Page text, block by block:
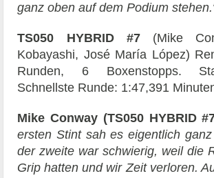
ganz oben auf dem Podium
TS050 HYBRID #7(Mike
Kobayashi, José María López)
Runden, 6 Boxenstopps.
Schnellste Runde: 1:47,391
Mike Conway (TS050 HYBRID
ersten Stint sah es eigentlich
der zweite war schwierig, weil die
Grip hatten und wir Zeit verloren.